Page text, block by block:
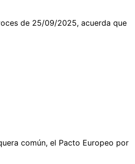
de 25/09/2025, acuerda que
común, el Pacto Europeo por